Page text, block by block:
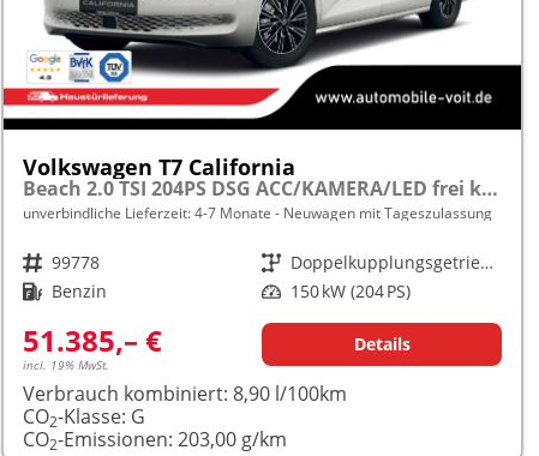
Volkswagen T7 California
Beach 2.0 TSI 204PS DSG ACC/KAMERA/LED frei konfigurierbar!
unverbindliche Lieferzeit: 4-7 Monate Neuwagen mit Tageszulassung
Fahrzeugnr. 99778 Getriebe
Doppelkupplungsgetriebe (DSG)
Kraftstoff Benzin Leistung 150 kW (204 PS)
51.385,– €
incl. 19% MwSt.
Details
Verbrauch kombiniert:8,90 l/100km
CO2-Klasse: G
CO2-Emissionen:203,00 g/km